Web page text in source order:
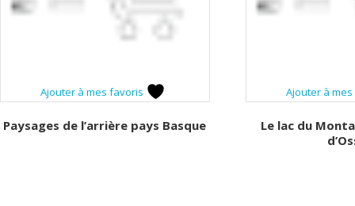
Ajouter à mes favoris
Paysages de l’arrière pays Basque
Ajouter à
Le lac du